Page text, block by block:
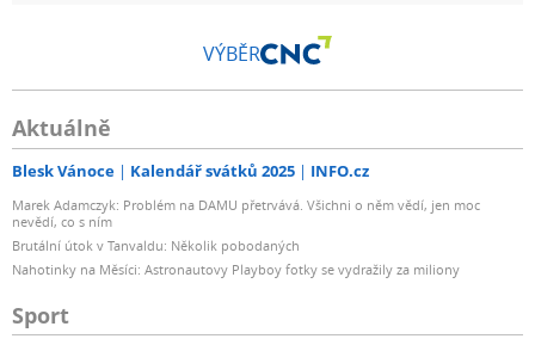
VÝBĚR
Aktuálně
Blesk Vánoce Kalendář svátků 2025 INFO.cz
Marek Adamczyk: Problém na DAMU přetrvává. Všichni o něm vědí, jen moc
nevědí, co s ním
Brutální útok v Tanvaldu: Několik pobodaných
Nahotinky na Měsíci: Astronautovy Playboy fotky se vydražily za miliony
Sport